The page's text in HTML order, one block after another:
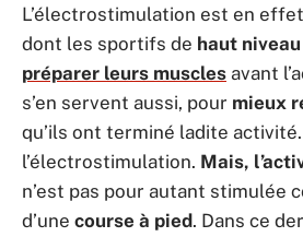
L’électrostimulation est en
dont les sportifs de haut niveau
préparer leurs muscles avant
s’en servent aussi, pour mieux
qu’ils ont terminé ladite
l’électrostimulation. Mais,
n’est pas pour autant stimulée
d’une course à pied. Dans ce